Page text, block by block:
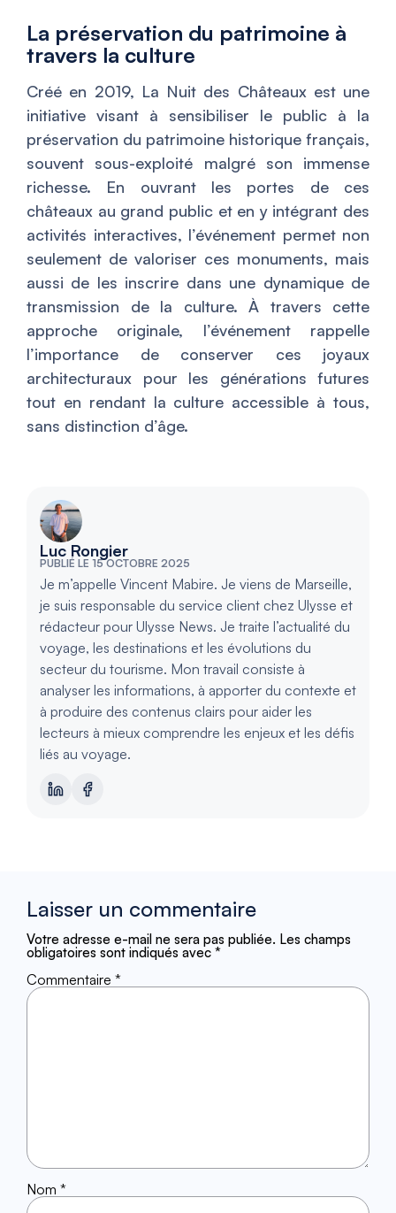
La préservation du patrimoine à
travers la culture
Créé en 2019, La Nuit des Châteauxest une
initiative visant à sensibiliser le public à la
préservation du patrimoine historique français,
souvent sous-exploité malgré son immense
richesse. En ouvrant les portes de ces
châteaux au grand public et en y intégrant des
activités interactives, l’événement permet non
seulement de valoriser ces monuments, mais
aussi de les inscrire dans une dynamique de
transmission de la culture. À travers cette
approche originale, l’événement rappelle
l’importance de conserver ces joyaux
architecturaux pour les générations futures
tout en rendant la culture accessible à tous,
sans distinction d’âge.
Luc Rongier
PUBLIÉ LE 15 OCTOBRE 2025
Je m’appelle Vincent Mabire. Je viens de Marseille,
je suis responsable du service client chez Ulysse et
rédacteur pour Ulysse News. Je traite l’actualité du
voyage, les destinations et les évolutions du
secteur du tourisme. Mon travail consiste à
analyser les informations, à apporter du contexte et
à produire des contenus clairs pour aider les
lecteurs à mieux comprendre les enjeux et les défis
liés au voyage.
Laisser un commentaire
Votre adresse e-mail ne sera pas publiée. Les champs
obligatoires sont indiqués avec *
Commentaire *
Nom *